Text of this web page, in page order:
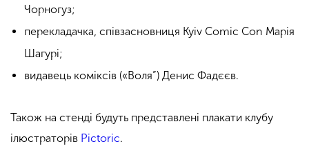
Чорногуз;
перекладачка, співзасновниця Kyiv Comic Con Марія
Шагурі;
видавець коміксів («Воля”) Денис Фадєєв.
Також на стенді будуть представлені плакати клубу
ілюстраторів Pictoric.